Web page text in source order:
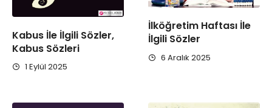
Kabus İle İlgili Sözler,
Kabus Sözleri
1 Eylül 2025
İlköğretim Haftası İle
İlgili Sözler
6 Aralık 2025